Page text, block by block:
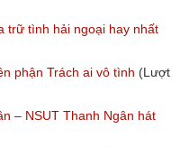
trữ tình hải ngoại hay nhất
phận Trách ai vô tình (Lượt
– NSUT Thanh Ngân hát